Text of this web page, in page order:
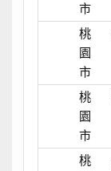
市
桃
園
市
桃
園
市
桃